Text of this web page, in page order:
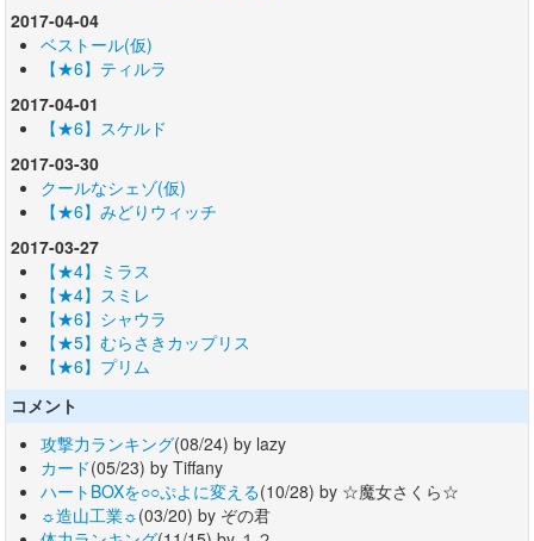
2017-04-04
ベストール(仮)
【★6】ティルラ
2017-04-01
【★6】スケルド
2017-03-30
クールなシェゾ(仮)
【★6】みどりウィッチ
2017-03-27
【★4】ミラス
【★4】スミレ
【★6】シャウラ
【★5】むらさきカップリス
【★6】プリム
コメント
攻撃力ランキング(08/24) by lazy
カード(05/23) by Tiffany
ハートBOXを○○ぷよに変える(10/28) by ☆魔女さくら☆
☼造山工業☼(03/20) by ぞの君